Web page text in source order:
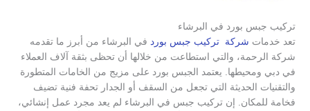
تركيب جبس بورد في البرشاء
تعد خدمات شركة تركيب جبس بورد في البرشاء من أبرز ما تقدمه
شركة الرحمة، والتي استطاعت من خلالها أن تحظى بثقة آلاف العملاء
في دبي ومحيطها. يعتمد الجبس بورد على مزيج من الخامات المتطورة
والتقنيات الحديثة التي تجعل من السقف أو الجدار تحفة فنية تضيف
فخامة للمكان. إن تركيب جبس في البرشاء لم يعد مجرد عمل إنشائي،